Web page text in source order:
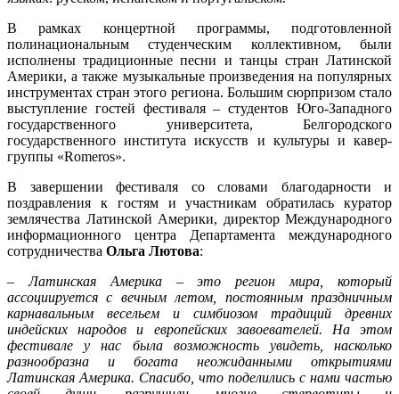
В рамках концертной программы, подготовленной
полинациональным студенческим коллективном, были
исполнены традиционные песни и танцы стран Латинской
Америки, а также музыкальные произведения на популярных
инструментах стран этого региона. Большим сюрпризом стало
выступление гостей фестиваля – студентов Юго-Западного
государственного университета, Белгородского
государственного института искусств и культуры и кавер-
группы «Romeros».
В завершении фестиваля со словами благодарности и
поздравления к гостям и участникам обратилась куратор
землячества Латинской Америки, директор Международного
информационного центра Департамента международного
сотрудничества Ольга Лютова:
– Латинская Америка – это регион мира, который
ассоциируется с вечным летом, постоянным праздничным
карнавальным весельем и симбиозом традиций древних
индейских народов и европейских завоевателей. На этом
фестивале у нас была возможность увидеть, насколько
разнообразна и богата неожиданными открытиями
Латинская Америка. Спасибо, что поделились с нами частью